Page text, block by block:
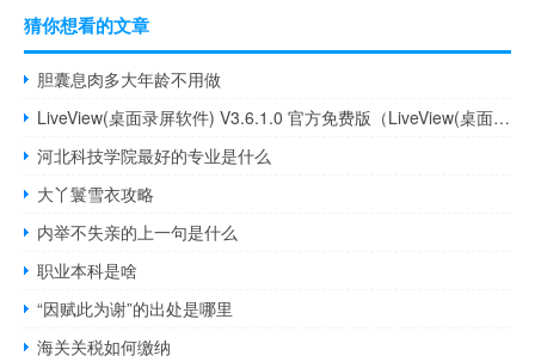
猜你想看的文章
胆囊息肉多大年龄不用做
LiveView(桌面录屏软件) V3.6.1.0 官方免费版（LiveView(桌面录屏软件) V3.6.1.0 官方免费版功能简介）
河北科技学院最好的专业是什么
大丫鬟雪衣攻略
内举不失亲的上一句是什么
职业本科是啥
“因赋此为谢”的出处是哪里
海关关税如何缴纳